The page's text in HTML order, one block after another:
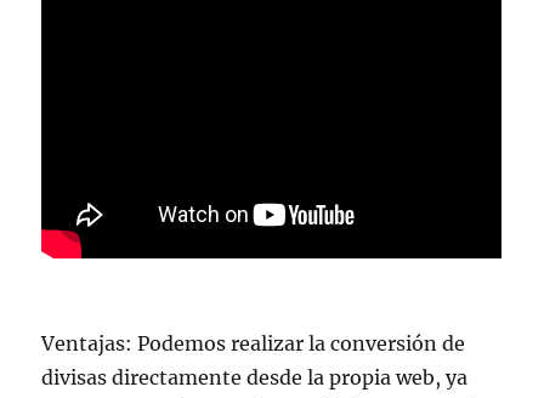
Ventajas: Podemos realizar la conversión de
divisas directamente desde la propia web, ya